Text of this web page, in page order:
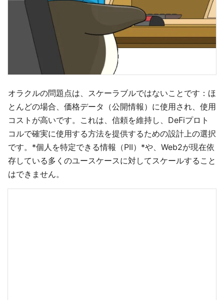
オラクルの問題点は、スケーラブルではないことです：ほ
とんどの場合、価格データ（公開情報）に使用され、使用
コストが高いです。これは、信頼を維持し、DeFiプロト
コルで確実に使用する方法を提供するための設計上の選択
です。*個人を特定できる情報（PII）*や、Web2が現在依
存している多くのユースケースに対してスケールすること
はできません。